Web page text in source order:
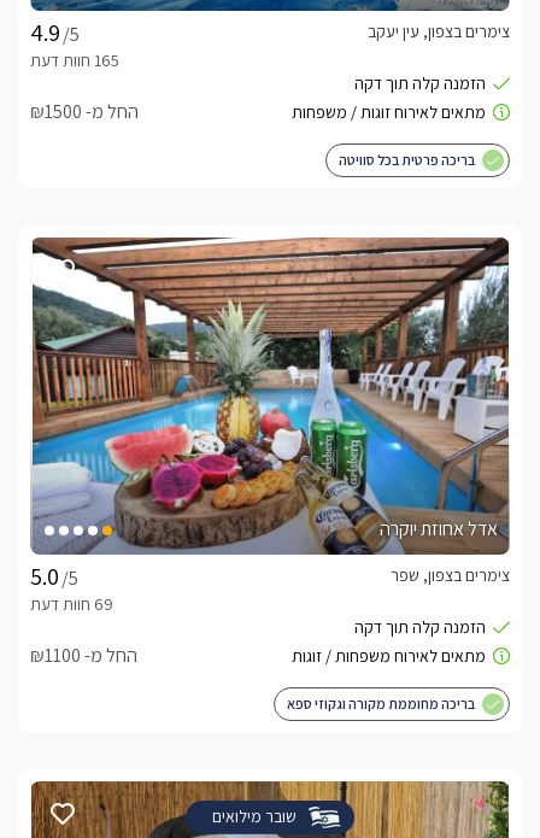
/5
צימרים בצפון, עין יעקב
החל מ- ₪1500
בריכה פרטית בכל סוויטה
אדל אחוזת יוקרה
/5
צימרים בצפון, שפר
החל מ- ₪1100
בריכה מחוממת מקורה וגקוזי ספא
שובר מילואים